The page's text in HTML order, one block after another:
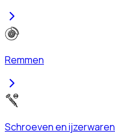
Remmen
Schroeven en ijzerwaren